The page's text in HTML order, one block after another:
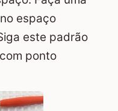
espaço
este padrão
ponto